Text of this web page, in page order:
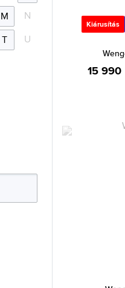
Kiárusítás
15 990
M
N
T
U